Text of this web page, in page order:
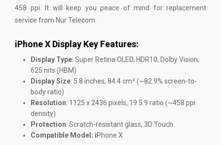
458 ppi. It will keep you peace of mind for replacement
service from Nur Telecom.
iPhone X Display Key Features:
Display Type: Super Retina OLED, HDR10, Dolby Vision,
625 nits (HBM)
Display Size: 5.8 inches, 84.4 cm² (~82.9% screen-to-
body ratio)
Resolution: 1125 x 2436 pixels, 19.5:9 ratio (~458 ppi
density)
Protection: Scratch-resistant glass, 3D Touch
Compatible Model: iPhone X